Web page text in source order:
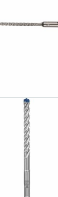
57906 NEMESIS2
SDS plus-7X
dexxIT. Alle